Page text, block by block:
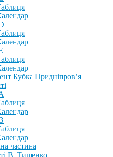
Кубка Придніпров’я
частина
В. Тищенко